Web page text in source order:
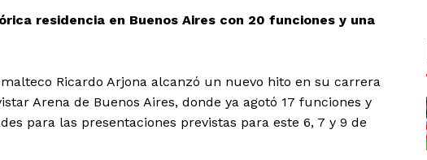
residencia en Buenos Aires con 20 funciones y una
Ricardo Arjona alcanzó un nuevo hito en su carrera
Arena de Buenos Aires, donde ya agotó 17 funciones y
para las presentaciones previstas para este 6, 7 y 9 de